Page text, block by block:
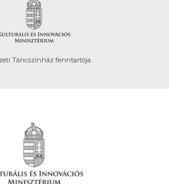
Táncszínház fenntartója.